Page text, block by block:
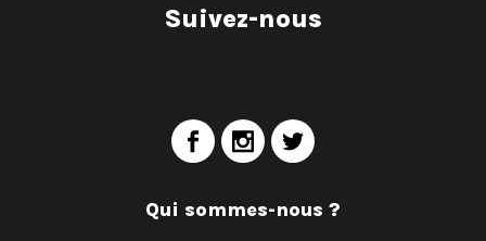
Suivez-nous
Qui sommes-nous ?